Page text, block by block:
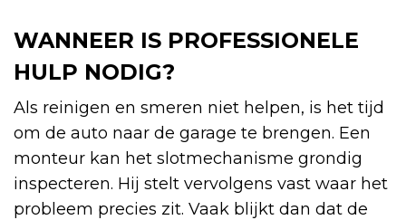
WANNEER IS PROFESSIONELE
HULP NODIG?
Als reinigen en smeren niet helpen, is het tijd
om de auto naar de garage te brengen. Een
monteur kan het slotmechanisme grondig
inspecteren. Hij stelt vervolgens vast waar het
probleem precies zit. Vaak blijkt dan dat de